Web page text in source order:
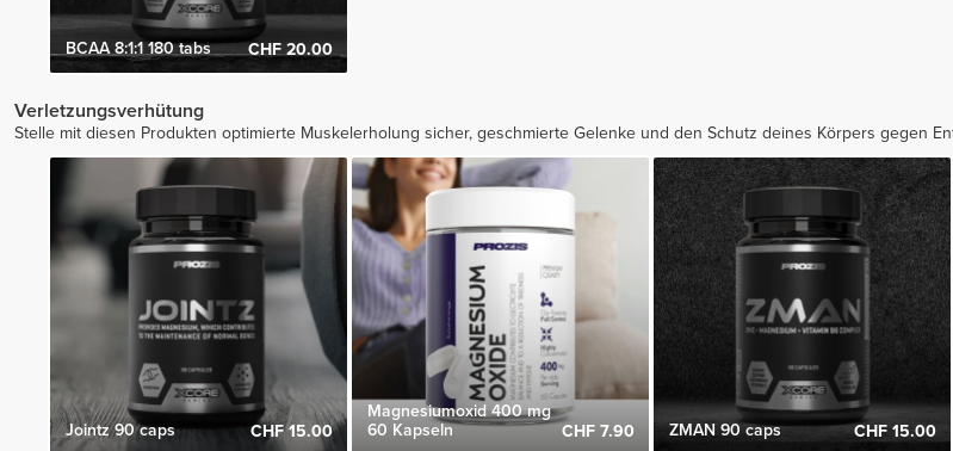
BCAA 8:1:1 180 tabs CHF 20.00
Verletzungsverhütung
Stelle mit diesen Produkten optimierte Muskelerholung sicher, geschmierte Gelenke und den Schutz deines Körpers gegen
Jointz 90 caps CHF 15.00
Magnesiumoxid 400 mg
60 Kapseln
CHF 7.90 ZMAN 90 caps CHF 15.00